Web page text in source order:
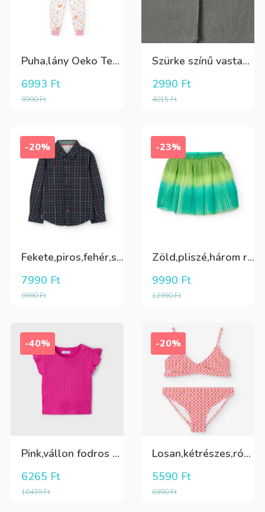
Puha,lány Oeko Tex bio pamut hosszú pizsama
9990Ft
6993 Ft
Szürke színű vastag puha harisnya
4015Ft
2990 Ft
-20%
Fekete,piros,fehér,sárga kockás ing
9990Ft
7990 Ft
-23%
Zöld,pliszé,három rétegű(alatta csillogó tüll+kiwizöld vászon) szoknya
12990Ft
9990 Ft
-40%
Pink,vállon fodros csini lány kötött póló
10439Ft
6265 Ft
-20%
Losan,kétrészes,rózsaszín,sárga,krém színű fürdőruha
6990Ft
5590 Ft